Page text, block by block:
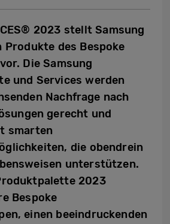
2023 stellt Samsung
Produkte des Bespoke
Die Samsung
und Services werden
Nachfrage nach
gerecht und
smarten
die obendrein
unterstützen.
2023
Bespoke
einen beeindruckenden